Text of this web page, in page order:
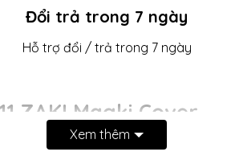
Đổi trả trong 7 ngày
Hỗ trợ đổi / trả trong 7 ngày
ZAKI Magki Cover
bên trong, bao da sử dụng
Xem thêm